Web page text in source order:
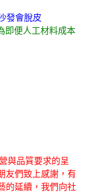
發會脫皮
即便人工材料成本
與品質要求的呈
友們致上感謝，有
的延續，我們向社